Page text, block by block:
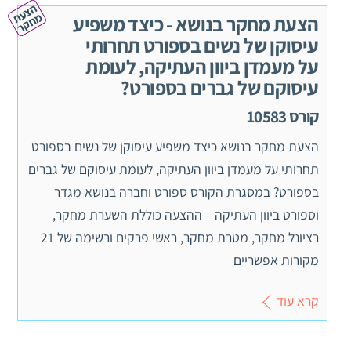
הצעת מחקר בנושא - כיצד משפיע
עיסוקן של נשים בספורט תחרותי
על מעמדן ביוון העתיקה, לעומת
עיסוקם של גברים בספורט?
קורס 10583
ה
צ
ע
ת מ
ח
ק
ר
הצעת מחקר בנושא כיצד משפיע עיסוקן של נשים בספורט
תחרותי על מעמדן ביוון העתיקה, לעומת עיסוקם של גברים
בספורט? במסגרת הקורס ספורט וחברה בנושא מגדר
וספורט ביוון העתיקה – ההצעה כוללת השערת מחקר,
רציונל מחקר, מטרת מחקר, ראשי פרקים ורשימה של 21
מקורות אפשריים
קרא עוד